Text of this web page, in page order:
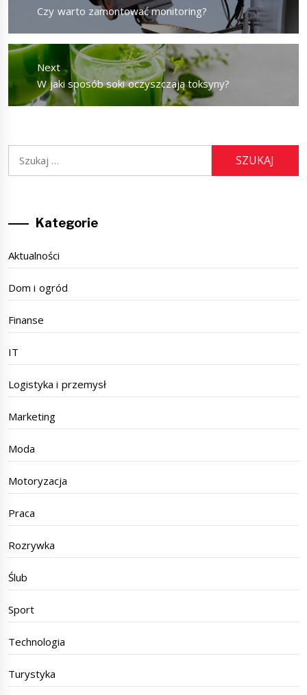
Previous
Czy warto zamontować monitoring?
Next
Next
post:
W jaki sposób soki oczyszczają toksyny?
Kategorie
Aktualności
Dom i ogród
Finanse
IT
Logistyka i przemysł
Marketing
Moda
Motoryzacja
Praca
Rozrywka
Ślub
Sport
Technologia
Turystyka